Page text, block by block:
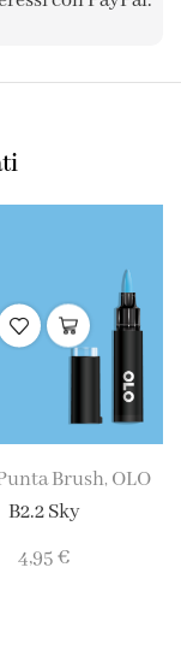
Brush, OLO
B2.2 Sky
4,95€